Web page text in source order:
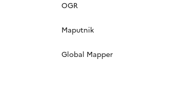
OGR
Maputnik
Global Mapper